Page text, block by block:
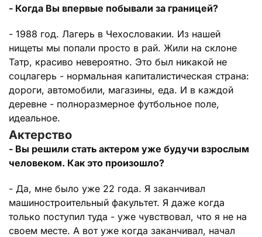
- Когда Вы впервые побывали за границей?
- 1988 год. Лагерь в Чехословакии. Из нашей
нищеты мы попали просто в рай. Жили на склоне
Татр, красиво невероятно. Это был никакой не
соцлагерь - нормальная капиталистическая страна:
дороги, автомобили, магазины, еда. И в каждой
деревне - полноразмерное футбольное поле,
идеальное.
Актерство
- Вы решили стать актером уже будучи взрослым
человеком. Как это произошло?
- Да, мне было уже 22 года. Я заканчивал
машиностроительный факультет. Я даже когда
только поступил туда - уже чувствовал, что я не на
своем месте. А вот уже когда заканчивал, начал